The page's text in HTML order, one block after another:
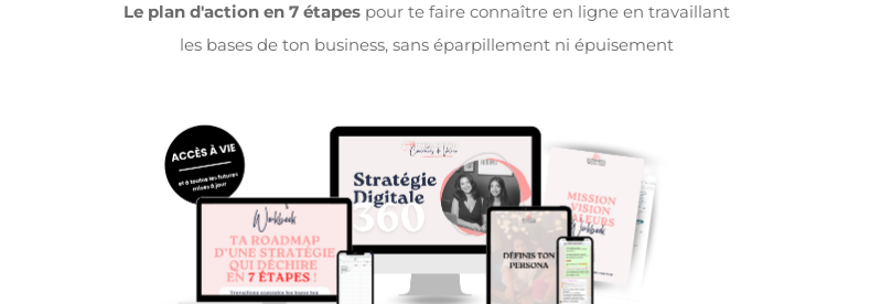
Le plan d'action en 7 étapes pour te faire connaître en ligne en travaillant
les bases de ton business, sans éparpillement ni épuisement